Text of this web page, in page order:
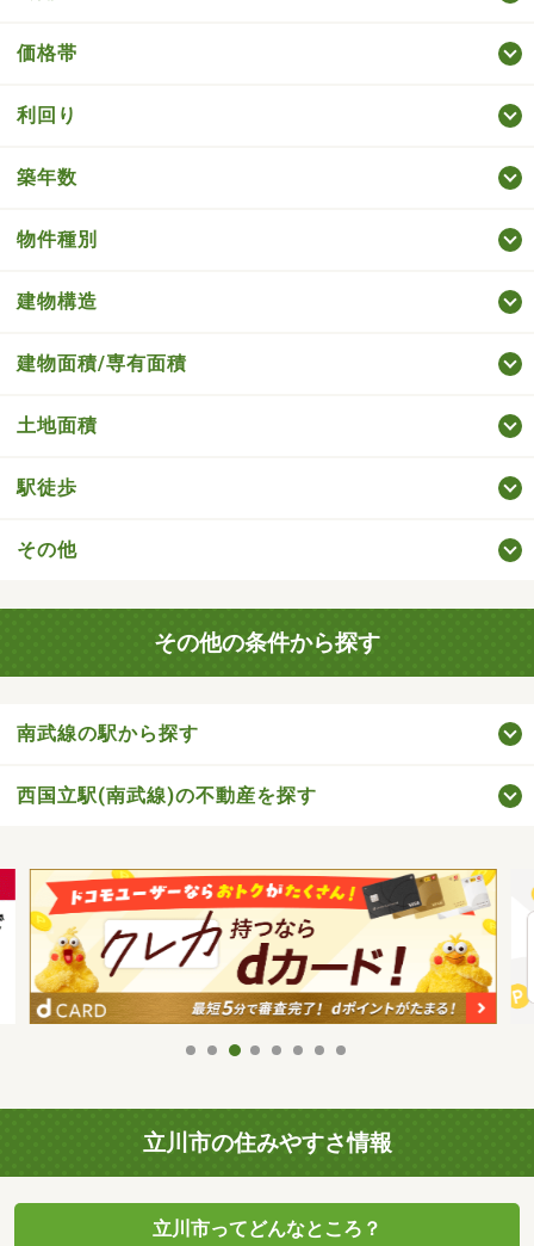
価格帯
利回り
築年数
物件種別
建物構造
建物面積/専有面積
土地面積
駅徒歩
その他
その他の条件から探す
南武線の駅から探す
西国立駅(南武線)の不動産を探す
立川市の住みやすさ情報
立川市ってどんなところ？